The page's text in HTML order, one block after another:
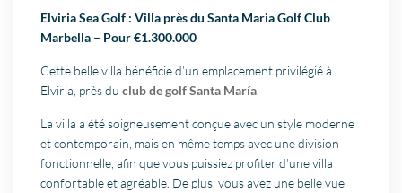
Elviria Sea Golf : Villa près du Santa Maria Golf Club
Marbella – Pour €1.300.000
Cette belle villa bénéficie d’un emplacement privilégié à
Elviria, près duclub de golf Santa María
La villa a été soigneusement conçue avec un style moderne
et contemporain, mais en même temps avec une division
fonctionnelle, afin que vous puissiez profiter d’une villa
confortable et agréable. De plus, vous avez une belle vue